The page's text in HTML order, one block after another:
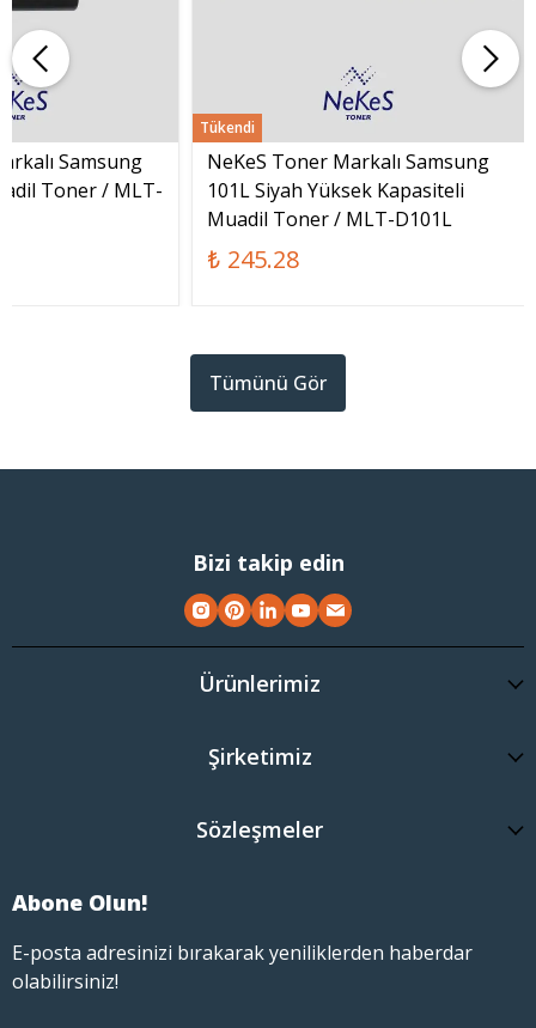
Samsung
Toner / MLT-
Tükendi
NeKeS Toner Markalı Samsung
101L Siyah Yüksek Kapasiteli
Muadil Toner / MLT-D101L
₺ 245.28
Tümünü Gör
Bizi takip edin
Ürünlerimiz
Şirketimiz
Sözleşmeler
Abone Olun!
E-posta adresinizi bırakarak yeniliklerden haberdar
olabilirsiniz!